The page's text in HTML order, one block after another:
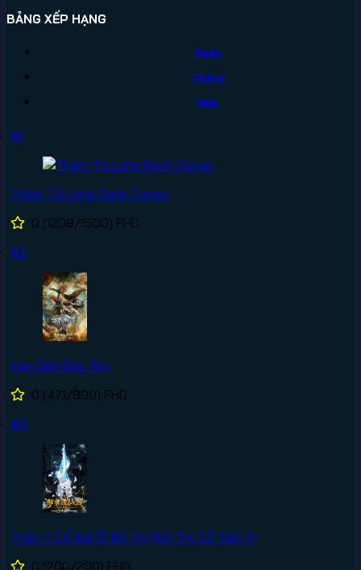
BẢNG XẾP HẠNG
Ngày
Tháng
Năm
#1
Thám Tử Lừng Danh Conan
0 (1209/1500) FHD
#2
Vạn Giới Độc Tôn
0 (471/800) FHD
#3
Thần Y Cổ Đại Ở Đô Thị (Đô Thị Cổ Tiên Y)
0 (200/200) FHD